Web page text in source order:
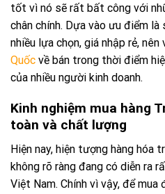
tốt vì nó sẽ rất bất công với
chân chính. Dựa vào ưu điểm là
nhiều lựa chọn, giá nhập rẻ, nên
Quốc về bán trong thời điểm
của nhiều người kinh doanh.
Kinh nghiệm mua hàng
toàn và chất lượng
Hiện nay, hiện tượng hàng hóa
không rõ ràng đang có diễn ra
Việt Nam. Chính vì vậy, để mua